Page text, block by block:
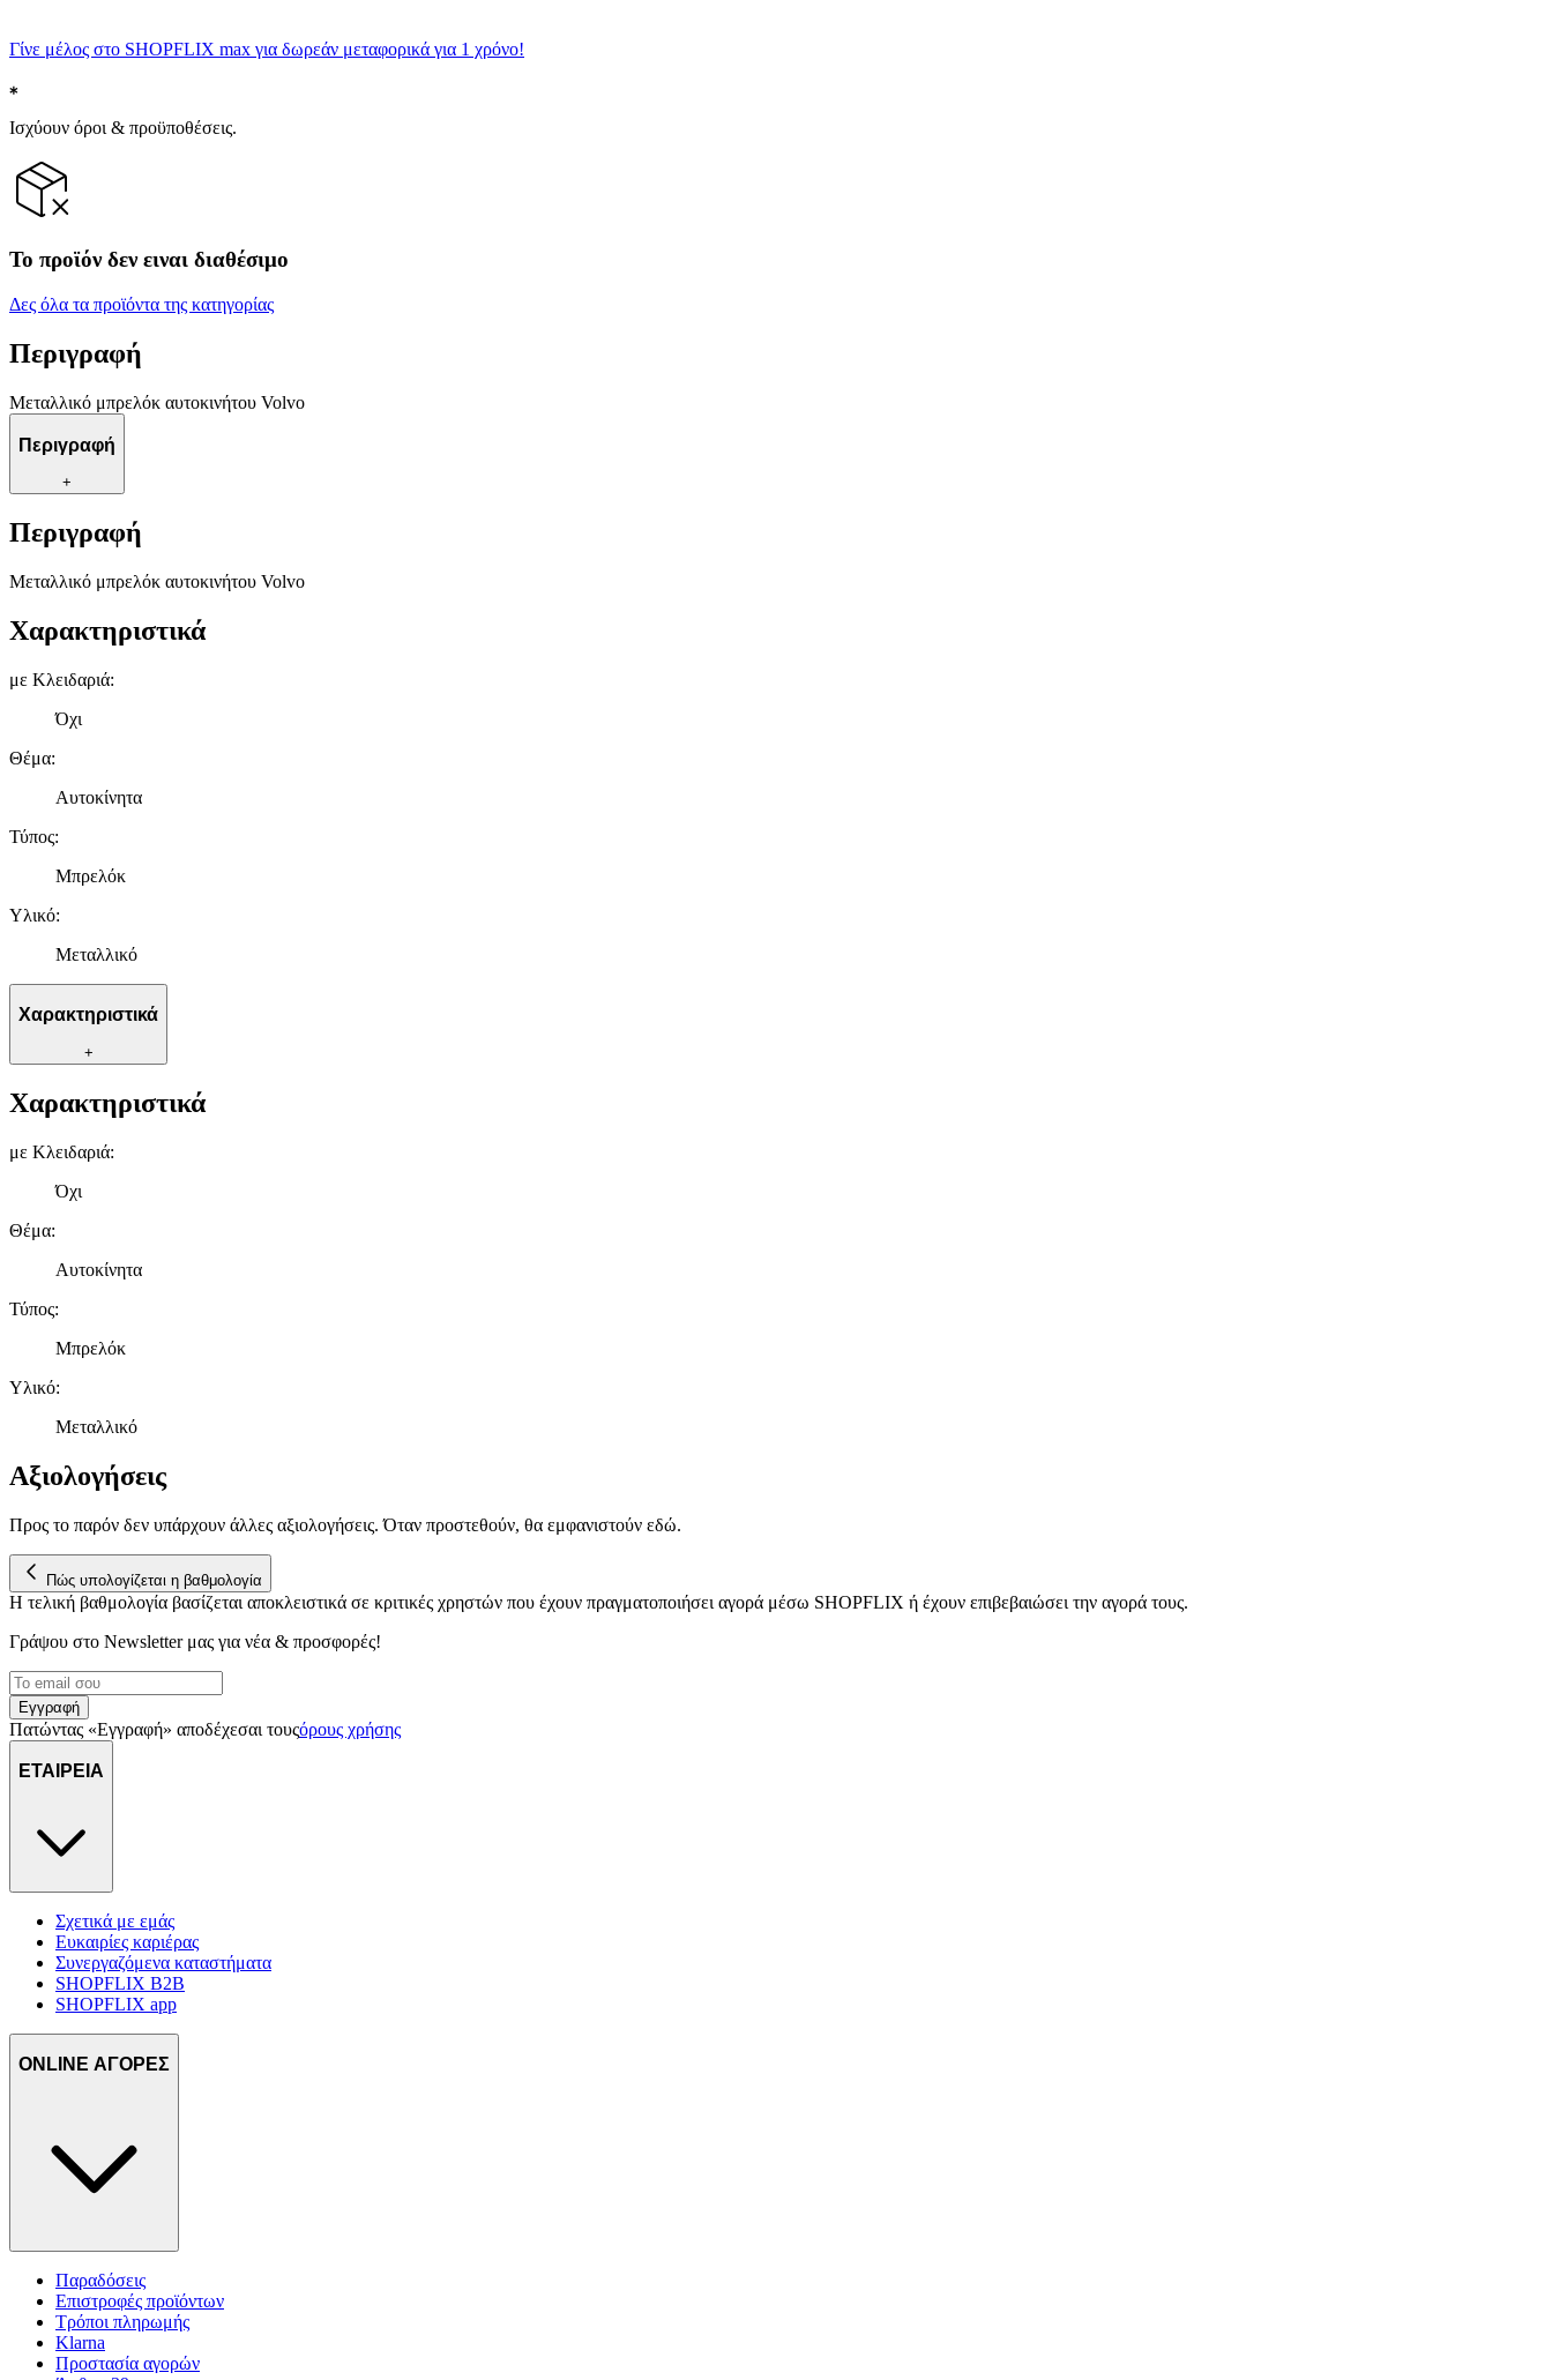
Γίνε μέλος στο SHOPFLIX max για δωρεάν μεταφορικά για 1 χρόνο!
Ισχύουν όροι & προϋποθέσεις.
Το προϊόν δεν ειναι διαθέσιμο
Δες όλα τα προϊόντα της κατηγορίας
Περιγραφή
Μεταλλικό μπρελόκ αυτοκινήτου Volvo
Περιγραφή
+
Περιγραφή
Μεταλλικό μπρελόκ αυτοκινήτου Volvo
Χαρακτηριστικά
με Κλειδαριά:
Όχι
Θέμα:
Αυτοκίνητα
Τύπος:
Μπρελόκ
Υλικό:
Μεταλλικό
Χαρακτηριστικά
+
Χαρακτηριστικά
με Κλειδαριά:
Όχι
Θέμα:
Αυτοκίνητα
Τύπος:
Μπρελόκ
Υλικό:
Μεταλλικό
Αξιολογήσεις
Προς το παρόν δεν υπάρχουν άλλες αξιολογήσεις. Όταν προστεθούν, θα εμφανιστούν εδώ.
Πώς υπολογίζεται η βαθμολογία
Η τελική βαθμολογία βασίζεται αποκλειστικά σε κριτικές χρηστών που έχουν πραγματοποιήσει αγορά μέσω SHOPFLIX ή έχουν επιβεβαιώσει την αγορά τους.
Γράψου στο Νewsletter μας για νέα & προσφορές!
Εγγραφή
Πατώντας «Εγγραφή» αποδέχεσαι τουςόρους χρήσης
ΕΤΑΙΡΕΙΑ
Σχετικά με εμάς
Ευκαιρίες καριέρας
Συνεργαζόμενα καταστήματα
SHOPFLIX B2B
SHOPFLIX app
ONLINE ΑΓΟΡΕΣ
Παραδόσεις
Επιστροφές προϊόντων
Τρόποι πληρωμής
Klarna
Προστασία αγορών